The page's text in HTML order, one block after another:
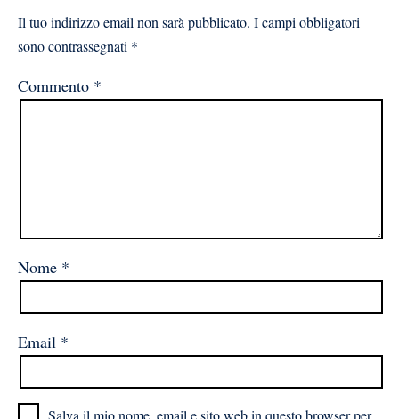
Il tuo indirizzo email non sarà pubblicato. I campi obbligatori
sono contrassegnati *
Commento *
Nome *
Email *
Salva il mio nome, email e sito web in questo browser per